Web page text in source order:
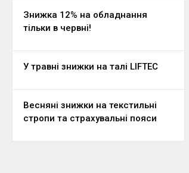
Знижка 12% на обладнання
тільки в червні!
У травні знижки на талі LIFTEC
Весняні знижки на текстильні
стропи та страхувальні пояси